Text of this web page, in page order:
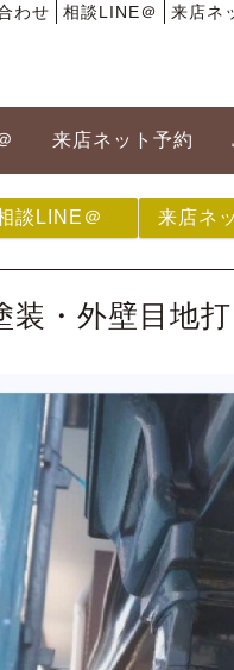
わせ 相談LINE＠ 来店ネ
来店ネット予約
談LINE＠ 来店ネ
・外壁目地